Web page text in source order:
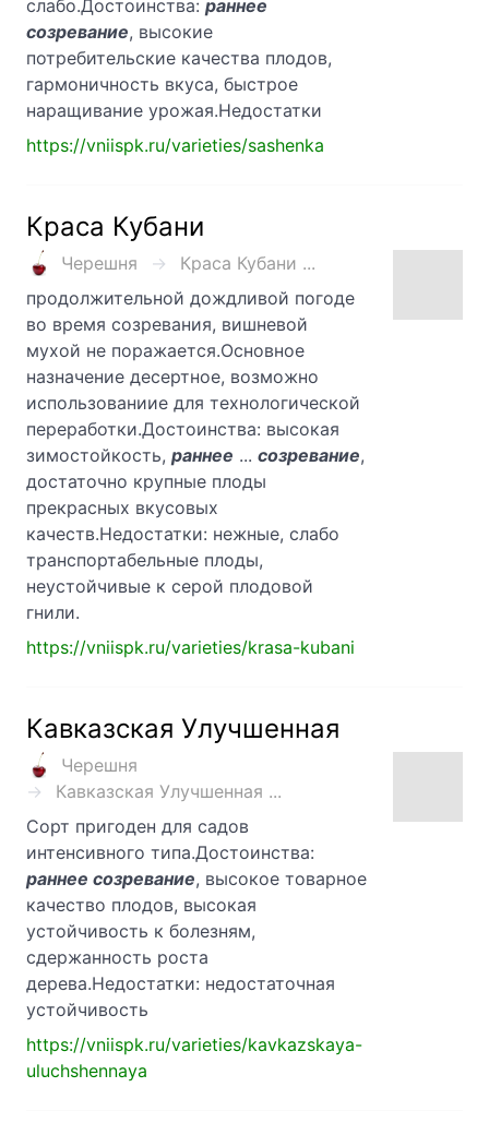
слабо.Достоинства: раннее
созревание, высокие
потребительские качества плодов,
гармоничность вкуса, быстрое
наращивание урожая.Недостатки
https://vniispk.ru/varieties/sashenka
Краса Кубани
Черешня
Краса Кубани ...
продолжительной дождливой погоде
во время созревания, вишневой
мухой не поражается.Основное
назначение десертное, возможно
использованиие для технологической
переработки.Достоинства: высокая
зимостойкость, раннее ... созревание,
достаточно крупные плоды
прекрасных вкусовых
качеств.Недостатки: нежные, слабо
транспортабельные плоды,
неустойчивые к серой плодовой
гнили.
https://vniispk.ru/varieties/krasa-kubani
Кавказская Улучшенная
Черешня
Кавказская Улучшенная ...
Сорт пригоден для садов
интенсивного типа.Достоинства:
раннее созревание, высокое товарное
качество плодов, высокая
устойчивость к болезням,
сдержанность роста
дерева.Недостатки: недостаточная
устойчивость
https://vniispk.ru/varieties/kavkazskaya-
uluchshennaya